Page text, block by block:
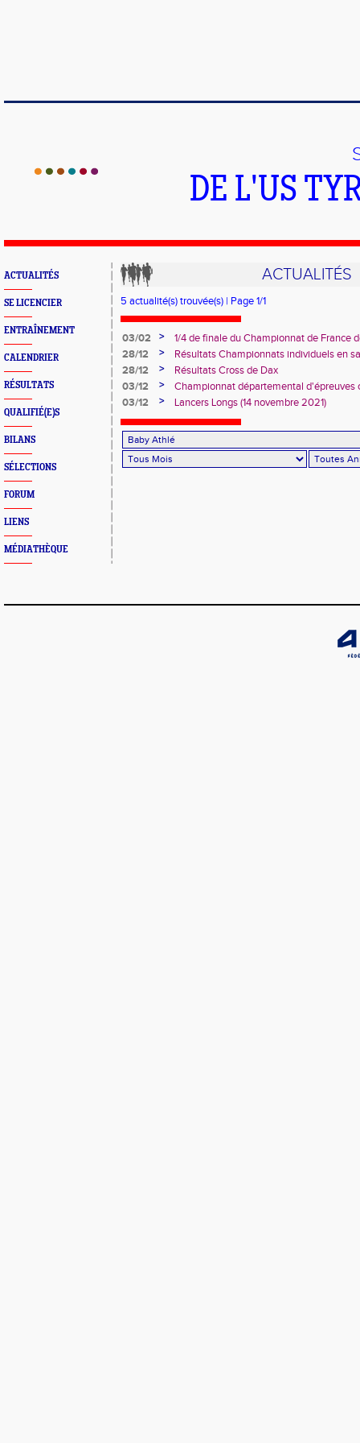
DE L'US
ACTUALITÉS
SE LICENCIER
ENTRAÎNEMENT
CALENDRIER
RÉSULTATS
QUALIFIÉ(E)S
BILANS
SÉLECTIONS
FORUM
LIENS
MÉDIATHÈQUE
ACTUALITÉS
5 actualité(s) trouvée(s) | Page 1/1
03/02 >
1/4 de finale du Championnat de France
28/12
>
Résultats Championnats individuels en
28/12
>
Résultats Cross de Dax
03/12
>
Championnat départemental d'épreuves
28 novembre 2021)
03/12 > Lancers Longs (14 novembre 2021)